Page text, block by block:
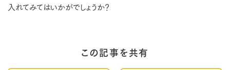
入れてみてはいかがでしょうか？
この記事を共有